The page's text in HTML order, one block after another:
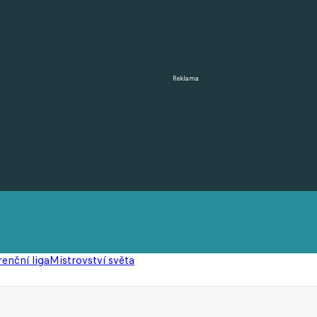
Reklama
ligaMistrovství světa